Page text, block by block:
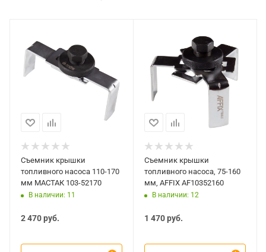
Съемник крышки
топливного насоса 110-170
мм МАСТАК 103-52170
В наличии: 11
2 470руб.
Съемник крышки
топливного насоса, 75-160
мм, AFFIX AF10352160
В наличии: 12
1 470руб.